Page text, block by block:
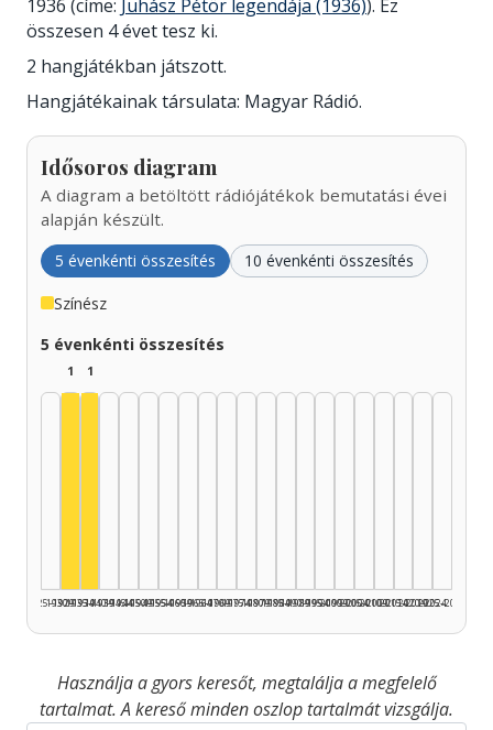
1936 (címe: Juhász Pétör legendája (1936)). Ez
összesen 4 évet tesz ki.
2 hangjátékban játszott.
Hangjátékainak társulata: Magyar Rádió.
Idősoros diagram
A diagram a betöltött rádiójátékok bemutatási évei
alapján készült.
5 évenkénti összesítés 10 évenkénti összesítés
Színész
5 évenkénti összesítés
1925–1929
1
1930–1934
1
1935–1939
1940–1944
1945–1949
1950–1954
1955–1959
1960–1964
1965–1969
1970–1974
1975–1979
1980–1984
1985–1989
1990–1994
1995–1999
2000–2004
2005–2009
2010–2014
2015–2019
2020–2024
2025–2026
Használja a gyors keresőt, megtalálja a megfelelő
tartalmat. A kereső minden oszlop tartalmát vizsgálja.